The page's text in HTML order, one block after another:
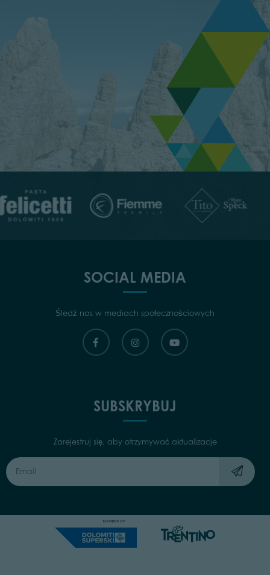
SOCIAL MEDIA
Śledź nas w mediach społecznościowych
SUBSKRYBUJ
Zarejestruj się, aby otrzymywać aktualizacje